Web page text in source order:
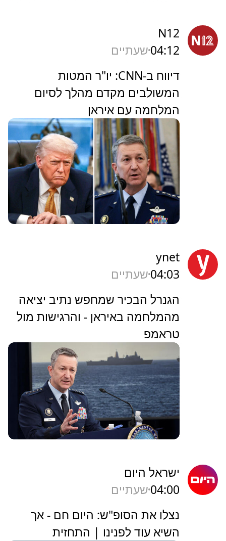
N12
04:12שעתיים
דיווח ב-CNN: יו"ר המטות
המשולבים מקדם מהלך לסיום
המלחמה עם איראן
ynet
04:03שעתיים
הגנרל הבכיר שמחפש נתיב יציאה
מהמלחמה באיראן - והרגישות מול
טראמפ
ישראל היום
04:00שעתיים
נצלו את הסופ"ש: היום חם - אך
השיא עוד לפנינו | התחזית